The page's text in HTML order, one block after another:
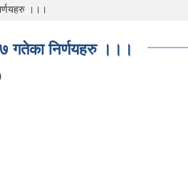
।।।
गतेका निर्णयहरु ।।।